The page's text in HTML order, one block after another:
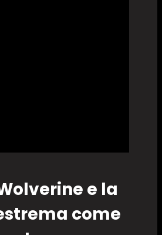
e la
come